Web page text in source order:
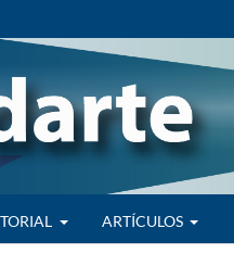
ARTÍCULOS